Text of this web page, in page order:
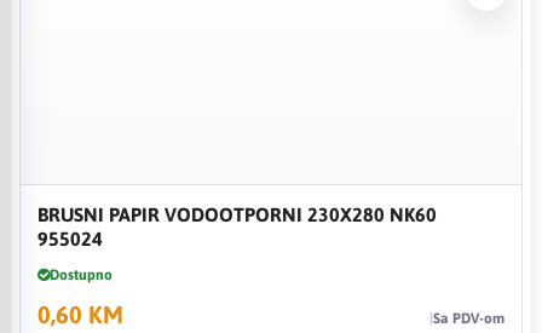
BRUSNI PAPIR VODOOTPORNI 230X280 NK60
955024
Dostupno
0,60 KM Sa PDV-om